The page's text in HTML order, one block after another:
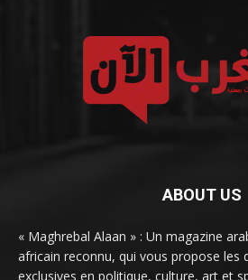
ABOUT US
« Maghrebal Alaan » : Un magazine
africain reconnu, qui vous propose les
exclusives en politique, culture, art et